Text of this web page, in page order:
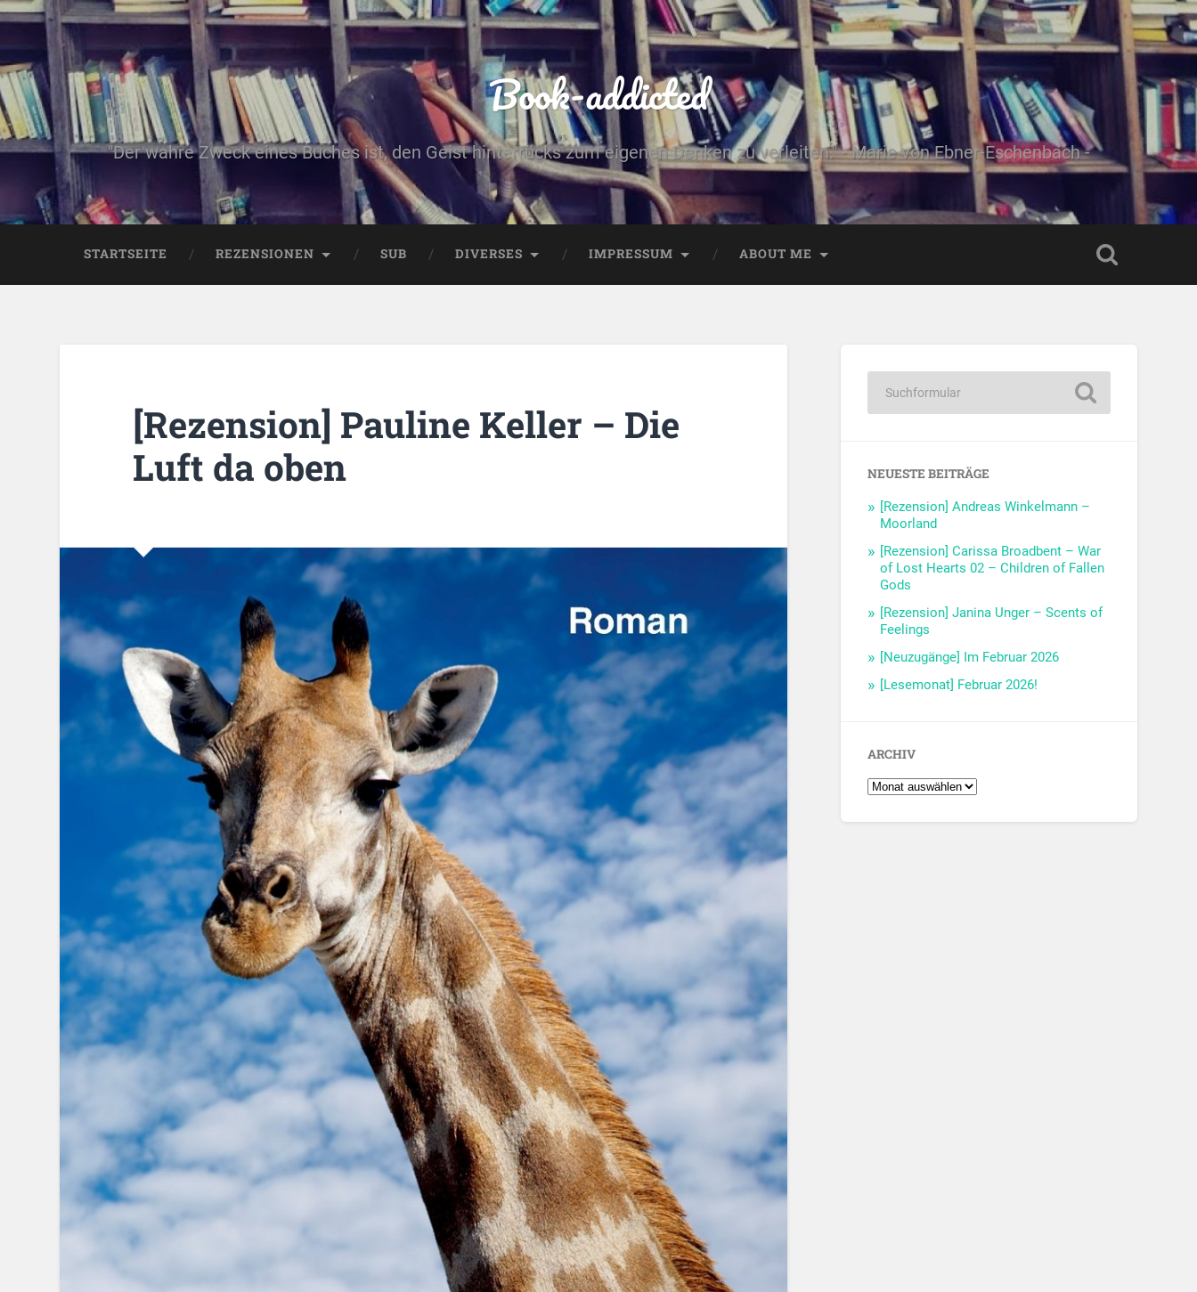
Book-addicted
"Der wahre Zweck eines Buches ist, den Geist hinterrücks zum eigenen Denken zu verleiten." - Marie von Ebner-Eschenbach -
STARTSEITE REZENSIONEN SUB DIVERSES IMPRESSUM ABOUT ME
[Rezension] Pauline Keller – Die
Luft da oben
NEUESTE BEITRÄGE
[Rezension] Andreas Winkelmann –
Moorland
[Rezension] Carissa Broadbent – War
of Lost Hearts 02 – Children of Fallen
Gods
[Rezension] Janina Unger – Scents of
Feelings
[Neuzugänge] Im Februar 2026
[Lesemonat] Februar 2026!
ARCHIV